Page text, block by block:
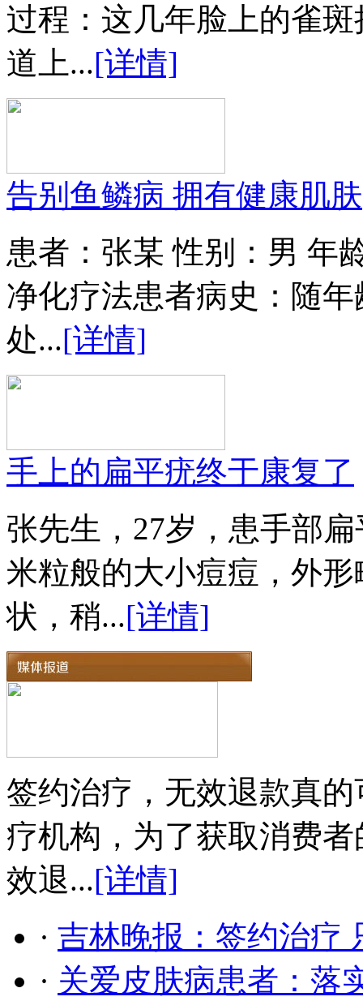
过程：这几年脸上的雀
道上...[详情]
告别鱼鳞病 拥有健康肌肤
患者：张某 性别：男 年
净化疗法患者病史：随
处...[详情]
手上的扁平疣终于康复了
张先生，27岁，患手部
米粒般的大小痘痘，外
状，稍...[详情]
签约治疗，无效退款真
疗机构，为了获取消费
效退...[详情]
· 吉林晚报：签约治疗
· 关爱皮肤病患者：落